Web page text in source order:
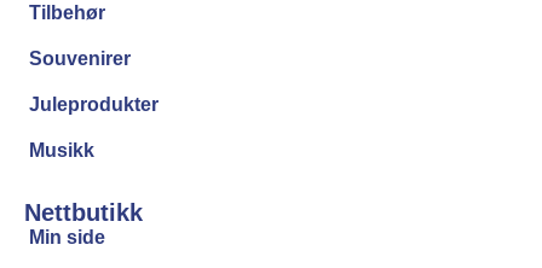
Tilbehør
Souvenirer
Juleprodukter
Musikk
Nettbutikk
Min side